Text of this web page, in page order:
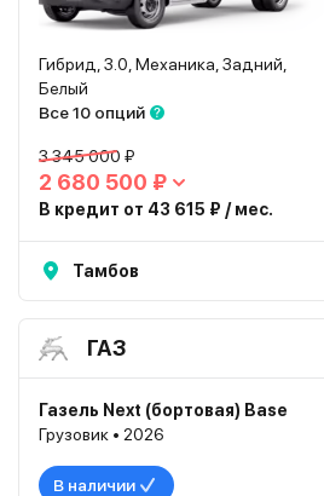
Гибрид, 3.0, Механика, Задний,
Белый
Все 10 опций
3 345 000 ₽
2 680 500 ₽
В кредит от 43 615 ₽ / мес.
Тамбов
ГАЗ
Газель Next (бортовая) Base
Грузовик • 2026
В наличии